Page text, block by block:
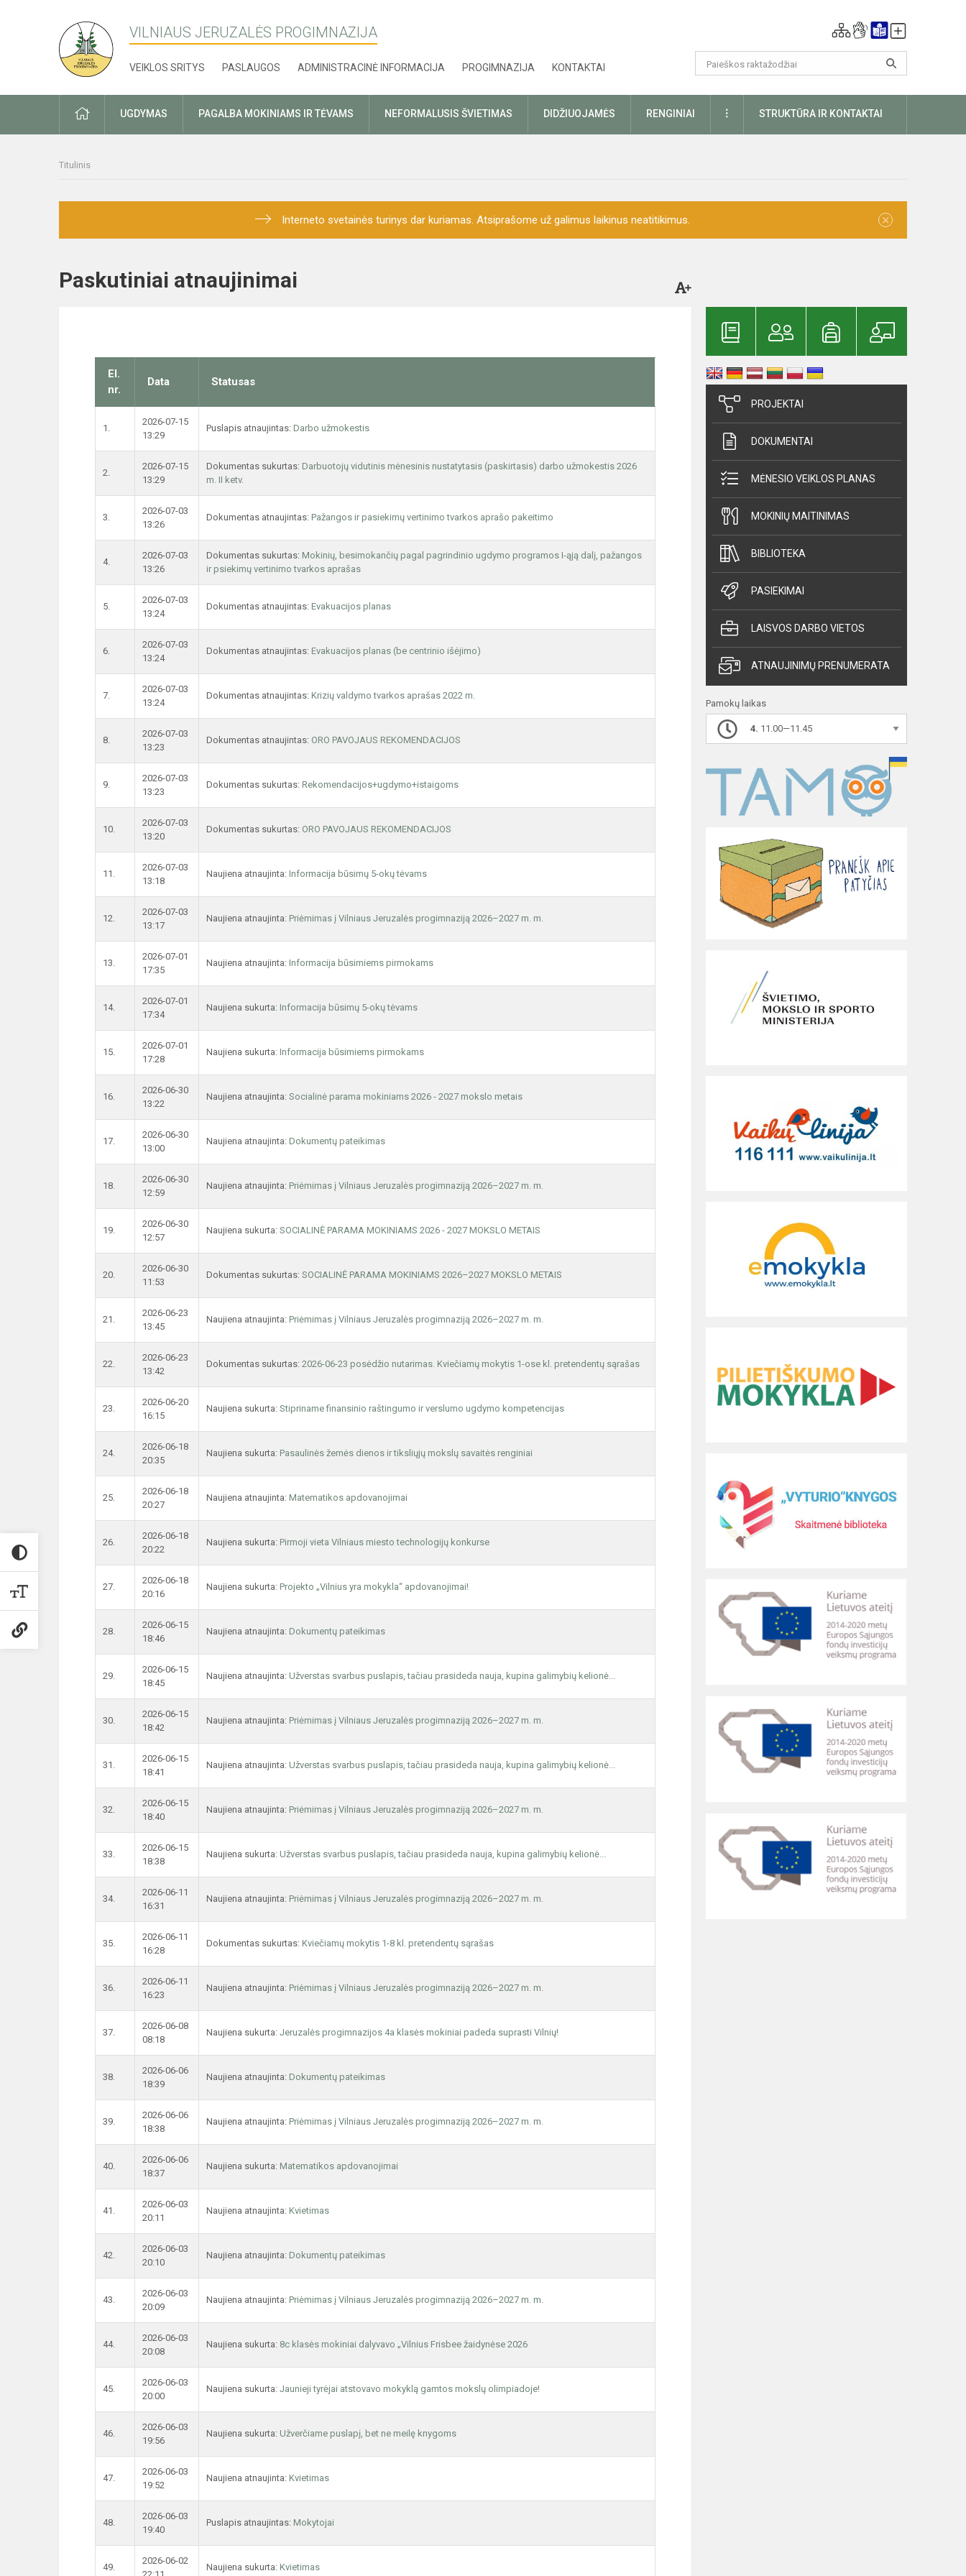
VILNIAUS JERUZALĖS PROGIMNAZIJA
VEIKLOS SRITYS PASLAUGOS ADMINISTRACINĖ INFORMACIJA PROGIMNAZIJA KONTAKTAI
PRADŽIAUGDYMAS PAGALBA MOKINIAMS IR TĖVAMS NEFORMALUSIS ŠVIETIMAS DIDŽIUOJAMĖS RENGINIAI DAUGIAUSTRUKTŪRA IR KONTAKTAI
Titulinis
Interneto svetainės turinys dar kuriamas. Atsiprašome už galimus laikinus neatitikimus. ×
Paskutiniai atnaujinimai
El.
nr.
Data Statusas
1.
2026-07-15
13:29
Puslapis atnaujintas: Darbo užmokestis
2.
2026-07-15
13:29
Dokumentas sukurtas: Darbuotojų vidutinis mėnesinis nustatytasis (paskirtasis) darbo užmokestis 2026
m. II ketv.
3.
2026-07-03
13:26
Dokumentas atnaujintas: Pažangos ir pasiekimų vertinimo tvarkos aprašo pakeitimo
4.
2026-07-03
13:26
Dokumentas sukurtas: Mokinių, besimokančių pagal pagrindinio ugdymo programos I-ąją dalį, pažangos
ir psiekimų vertinimo tvarkos aprašas
5.
2026-07-03
13:24
Dokumentas atnaujintas: Evakuacijos planas
6.
2026-07-03
13:24
Dokumentas atnaujintas: Evakuacijos planas (be centrinio išėjimo)
7.
2026-07-03
13:24
Dokumentas atnaujintas: Krizių valdymo tvarkos aprašas 2022 m.
8.
2026-07-03
13:23
Dokumentas atnaujintas: ORO PAVOJAUS REKOMENDACIJOS
9.
2026-07-03
13:23
Dokumentas sukurtas: Rekomendacijos+ugdymo+istaigoms
10.
2026-07-03
13:20
Dokumentas sukurtas: ORO PAVOJAUS REKOMENDACIJOS
11.
2026-07-03
13:18
Naujiena atnaujinta: Informacija būsimų 5-okų tėvams
12.
2026-07-03
13:17
Naujiena atnaujinta: Priėmimas į Vilniaus Jeruzalės progimnaziją 2026–2027 m. m.
13.
2026-07-01
17:35
Naujiena atnaujinta: Informacija būsimiems pirmokams
14.
2026-07-01
17:34
Naujiena sukurta: Informacija būsimų 5-okų tėvams
15.
2026-07-01
17:28
Naujiena sukurta: Informacija būsimiems pirmokams
16.
2026-06-30
13:22
Naujiena atnaujinta: Socialinė parama mokiniams 2026 - 2027 mokslo metais
17.
2026-06-30
13:00
Naujiena atnaujinta: Dokumentų pateikimas
18.
2026-06-30
12:59
Naujiena atnaujinta: Priėmimas į Vilniaus Jeruzalės progimnaziją 2026–2027 m. m.
19.
2026-06-30
12:57
Naujiena sukurta: SOCIALINĖ PARAMA MOKINIAMS 2026 - 2027 MOKSLO METAIS
20.
2026-06-30
11:53
Dokumentas sukurtas: SOCIALINĖ PARAMA MOKINIAMS 2026–2027 MOKSLO METAIS
21.
2026-06-23
13:45
Naujiena atnaujinta: Priėmimas į Vilniaus Jeruzalės progimnaziją 2026–2027 m. m.
22.
2026-06-23
13:42
Dokumentas sukurtas: 2026-06-23 posėdžio nutarimas. Kviečiamų mokytis 1-ose kl. pretendentų sąrašas
23.
2026-06-20
16:15
Naujiena sukurta: Stipriname finansinio raštingumo ir verslumo ugdymo kompetencijas
24.
2026-06-18
20:35
Naujiena sukurta: Pasaulinės žemės dienos ir tiksliųjų mokslų savaitės renginiai
25.
2026-06-18
20:27
Naujiena atnaujinta: Matematikos apdovanojimai
26.
2026-06-18
20:22
Naujiena sukurta: Pirmoji vieta Vilniaus miesto technologijų konkurse
27.
2026-06-18
20:16
Naujiena sukurta: Projekto „Vilnius yra mokykla“ apdovanojimai!
28.
2026-06-15
18:46
Naujiena atnaujinta: Dokumentų pateikimas
29.
2026-06-15
18:45
Naujiena atnaujinta: Užverstas svarbus puslapis, tačiau prasideda nauja, kupina galimybių kelionė...
30.
2026-06-15
18:42
Naujiena atnaujinta: Priėmimas į Vilniaus Jeruzalės progimnaziją 2026–2027 m. m.
31.
2026-06-15
18:41
Naujiena atnaujinta: Užverstas svarbus puslapis, tačiau prasideda nauja, kupina galimybių kelionė...
32.
2026-06-15
18:40
Naujiena atnaujinta: Priėmimas į Vilniaus Jeruzalės progimnaziją 2026–2027 m. m.
33.
2026-06-15
18:38
Naujiena sukurta: Užverstas svarbus puslapis, tačiau prasideda nauja, kupina galimybių kelionė...
34.
2026-06-11
16:31
Naujiena atnaujinta: Priėmimas į Vilniaus Jeruzalės progimnaziją 2026–2027 m. m.
35.
2026-06-11
16:28
Dokumentas sukurtas: Kviečiamų mokytis 1-8 kl. pretendentų sąrašas
36.
2026-06-11
16:23
Naujiena atnaujinta: Priėmimas į Vilniaus Jeruzalės progimnaziją 2026–2027 m. m.
37.
2026-06-08
08:18
Naujiena sukurta: Jeruzalės progimnazijos 4a klasės mokiniai padeda suprasti Vilnių!
38.
2026-06-06
18:39
Naujiena atnaujinta: Dokumentų pateikimas
39.
2026-06-06
18:38
Naujiena atnaujinta: Priėmimas į Vilniaus Jeruzalės progimnaziją 2026–2027 m. m.
40.
2026-06-06
18:37
Naujiena sukurta: Matematikos apdovanojimai
41.
2026-06-03
20:11
Naujiena atnaujinta: Kvietimas
42.
2026-06-03
20:10
Naujiena atnaujinta: Dokumentų pateikimas
43.
2026-06-03
20:09
Naujiena atnaujinta: Priėmimas į Vilniaus Jeruzalės progimnaziją 2026–2027 m. m.
44.
2026-06-03
20:08
Naujiena sukurta: 8c klasės mokiniai dalyvavo „Vilnius Frisbee žaidynėse 2026
45.
2026-06-03
20:00
Naujiena sukurta: Jaunieji tyrėjai atstovavo mokyklą gamtos mokslų olimpiadoje!
46.
2026-06-03
19:56
Naujiena sukurta: Užverčiame puslapį, bet ne meilę knygoms
47.
2026-06-03
19:52
Naujiena atnaujinta: Kvietimas
48.
2026-06-03
19:40
Puslapis atnaujintas: Mokytojai
49.
2026-06-02
Naujiena sukurta: Kvietimas
PROJEKTAI
DOKUMENTAI
MĖNESIO VEIKLOS PLANAS
MOKINIŲ MAITINIMAS
BIBLIOTEKA
PASIEKIMAI
LAISVOS DARBO VIETOS
ATNAUJINIMŲ PRENUMERATA
Pamokų laikas
4. 11.00—11.45